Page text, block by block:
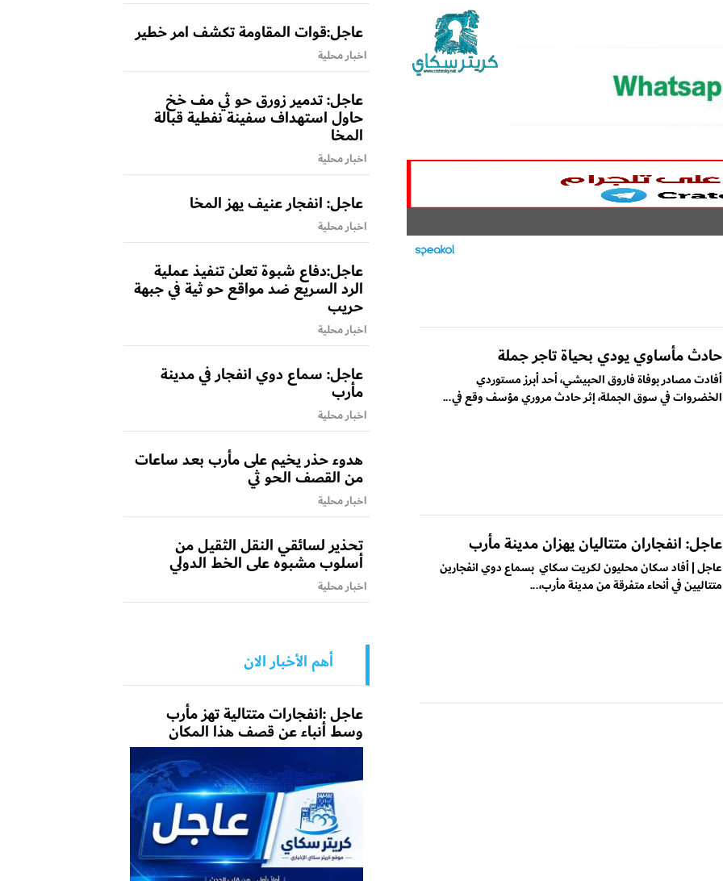
حادث مأساوي يودي بحياة تاجر جملة
أفادت مصادر بوفاة فاروق الحبيشي، أحد أبرز مستوردي
الخضروات في سوق الجملة، إثر حادث مروري مؤسف وقع في...
عاجل: انفجاران متتاليان يهزان مدينة مأرب
عاجل | أفاد سكان محليون لكريت سكاي بسماع دوي انفجارين
متتاليين في أنحاء متفرقة من مدينة مأرب،...
عاجل:قوات المقاومة تكشف امر خطير
اخبار محلية
عاجل: تدمير زورق حو ثي مف خخ
حاول استهداف سفينة نفطية قبالة
المخا
اخبار محلية
عاجل: انفجار عنيف يهز المخا
اخبار محلية
عاجل:دفاع شبوة تعلن تنفيذ عملية
الرد السريع ضد مواقع حو ثية في جبهة
حريب
اخبار محلية
عاجل: سماع دوي انفجار في مدينة
مأرب
اخبار محلية
هدوء حذر يخيم على مأرب بعد ساعات
من القصف الحو ثي
اخبار محلية
تحذير لسائقي النقل الثقيل من
أسلوب مشبوه على الخط الدولي
اخبار محلية
أهم الأخبار الان
عاجل :انفجارات متتالية تهز مأرب
وسط أنباء عن قصف هذا المكان